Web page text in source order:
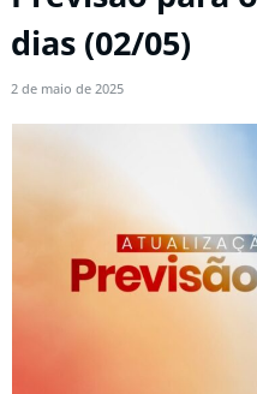
dias (02/05)
2 de maio de 2025